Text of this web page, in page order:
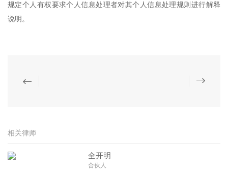
规定个人有权要求个人信息处理者对其个人信息处理规则进行解释
说明。
相关律师
全开明
合伙人